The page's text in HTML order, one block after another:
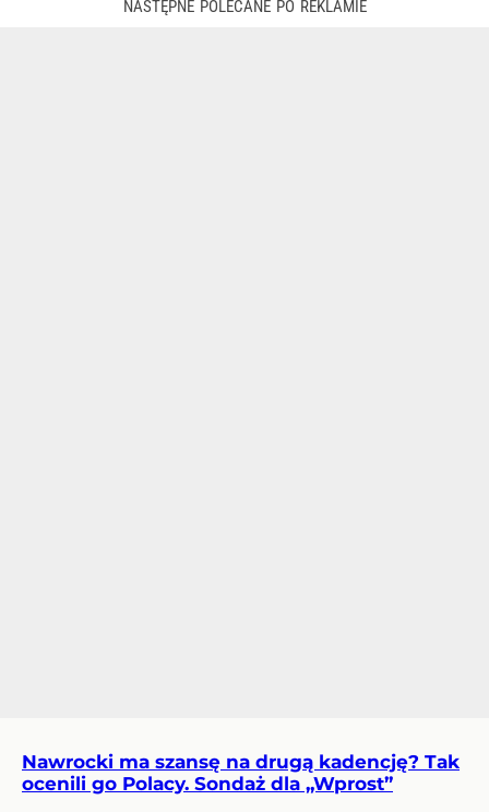
Nawrocki ma szansę na drugą kadencję? Tak
ocenili go Polacy. Sondaż dla „Wprost”